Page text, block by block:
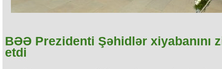
BƏƏ Prezidenti Şəhidlər xiyabanını
etdi